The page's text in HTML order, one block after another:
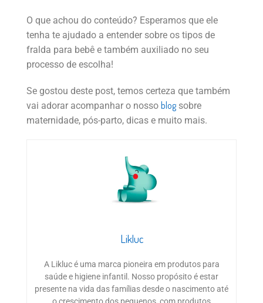
O que achou do conteúdo? Esperamos que ele
tenha te ajudado a entender sobre os tipos de
fralda para bebê e também auxiliado no seu
processo de escolha!
Se gostou deste post, temos certeza que também
vai adorar acompanhar o nosso blogsobre
maternidade, pós-parto, dicas e muito mais.
Likluc
A Likluc é uma marca pioneira em produtos para
saúde e higiene infantil. Nosso propósito é estar
presente na vida das famílias desde o nascimento até